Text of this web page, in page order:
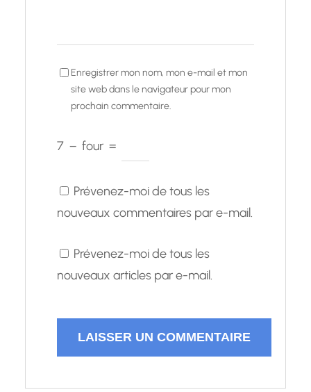
Enregistrer mon nom, mon e-mail et mon
site web dans le navigateur pour mon
prochain commentaire.
7 − four =
Prévenez-moi de tous les
nouveaux commentaires par e-mail.
Prévenez-moi de tous les
nouveaux articles par e-mail.